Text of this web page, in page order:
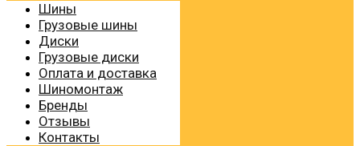
Шины
Грузовые шины
Диски
Грузовые диски
Оплата и доставка
Шиномонтаж
Бренды
Отзывы
Контакты